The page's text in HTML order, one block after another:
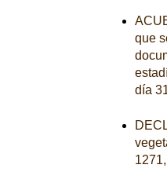
que
día